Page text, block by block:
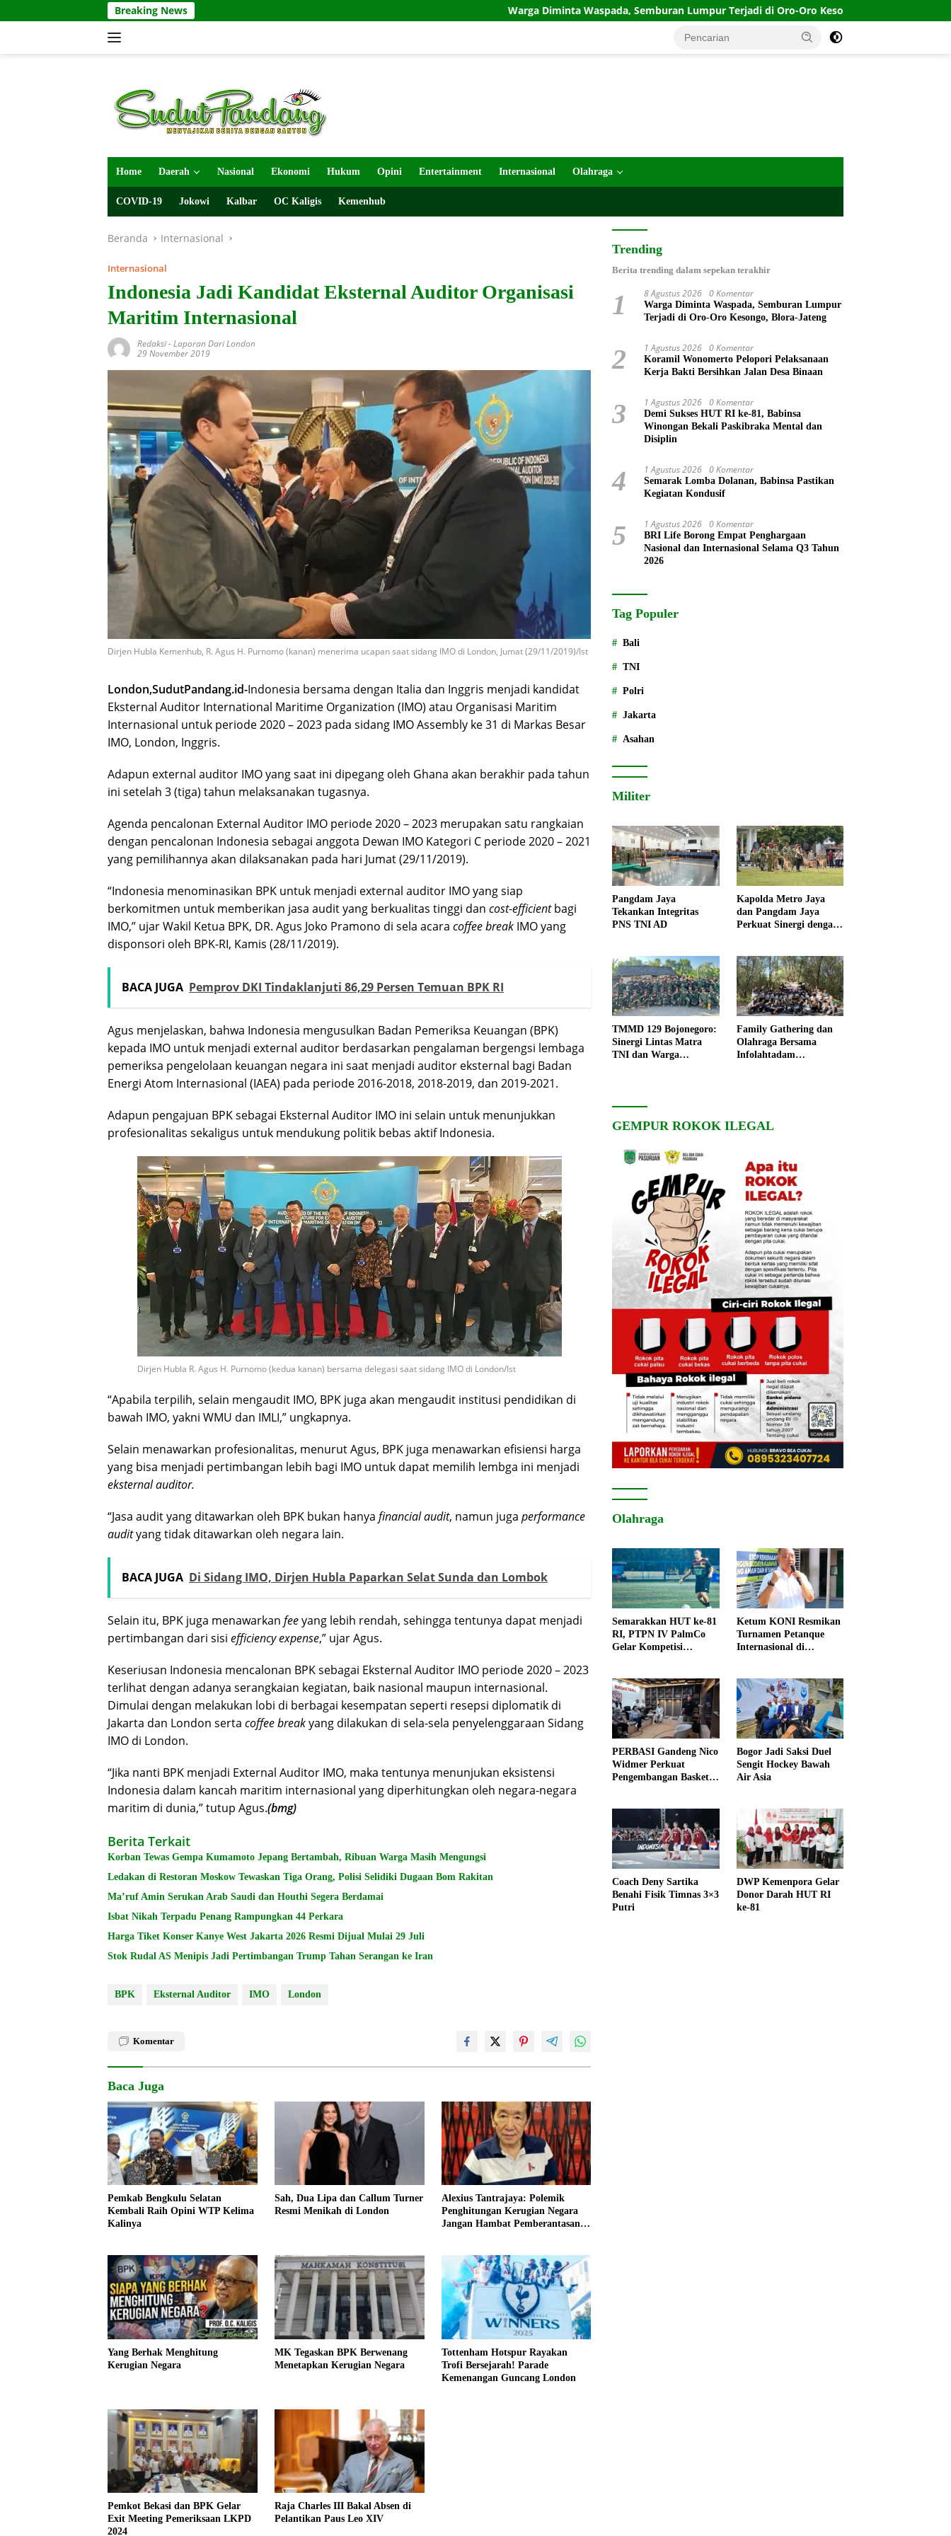
ke
Breaking News Warga Diminta Waspada, Semburan Lumpur Terjadi di Oro-Oro Kesongo, Blora-Jateng
Home Daerah Nasional Ekonomi Hukum Opini Entertainment Internasional Olahraga
COVID-19 Jokowi Kalbar OC Kaligis Kemenhub
Beranda Internasional
Internasional
Indonesia Jadi Kandidat Eksternal Auditor Organisasi
Maritim Internasional
Redaksi-Laporan Dari London
29 November 2019
Dirjen Hubla Kemenhub, R. Agus H. Purnomo (kanan) menerima ucapan saat sidang IMO di London, Jumat (29/11/2019)/Ist
London,SudutPandang.id-Indonesia bersama dengan Italia dan Inggris menjadi kandidat
Eksternal Auditor International Maritime Organization (IMO) atau Organisasi Maritim
Internasional untuk periode 2020 – 2023 pada sidang IMO Assembly ke 31 di Markas Besar
IMO, London, Inggris.
Adapun external auditor IMO yang saat ini dipegang oleh Ghana akan berakhir pada tahun
ini setelah 3 (tiga) tahun melaksanakan tugasnya.
Agenda pencalonan External Auditor IMO periode 2020 – 2023 merupakan satu rangkaian
dengan pencalonan Indonesia sebagai anggota Dewan IMO Kategori C periode 2020 – 2021
yang pemilihannya akan dilaksanakan pada hari Jumat (29/11/2019).
“Indonesia menominasikan BPK untuk menjadi external auditor IMO yang siap
berkomitmen untuk memberikan jasa audit yang berkualitas tinggi dan cost-efficientbagi
IMO,” ujar Wakil Ketua BPK, DR. Agus Joko Pramono di sela acara coffee break IMO yang
disponsori oleh BPK-RI, Kamis (28/11/2019).
BACA JUGA Pemprov DKI Tindaklanjuti 86,29 Persen Temuan BPK RI
Agus menjelaskan, bahwa Indonesia mengusulkan Badan Pemeriksa Keuangan (BPK)
kepada IMO untuk menjadi external auditor berdasarkan pengalaman bergengsi lembaga
pemeriksa pengelolaan keuangan negara ini saat menjadi auditor eksternal bagi Badan
Energi Atom Internasional (IAEA) pada periode 2016-2018, 2018-2019, dan 2019-2021.
Adapun pengajuan BPK sebagai Eksternal Auditor IMO ini selain untuk menunjukkan
profesionalitas sekaligus untuk mendukung politik bebas aktif Indonesia.
Dirjen Hubla R. Agus H. Purnomo (kedua kanan) bersama delegasi saat sidang IMO di London/Ist
“Apabila terpilih, selain mengaudit IMO, BPK juga akan mengaudit institusi pendidikan di
bawah IMO, yakni WMU dan IMLI,” ungkapnya.
Selain menawarkan profesionalitas, menurut Agus, BPK juga menawarkan efisiensi harga
yang bisa menjadi pertimbangan lebih bagi IMO untuk dapat memilih lembga ini menjadi
eksternal auditor.
“Jasa audit yang ditawarkan oleh BPK bukan hanya financial audit, namun juga performance
audityang tidak ditawarkan oleh negara lain.
BACA JUGA Di Sidang IMO, Dirjen Hubla Paparkan Selat Sunda dan Lombok
Selain itu, BPK juga menawarkan feeyang lebih rendah, sehingga tentunya dapat menjadi
pertimbangan dari sisi efficiency expense,” ujar Agus.
Keseriusan Indonesia mencalonan BPK sebagai Eksternal Auditor IMO periode 2020 – 2023
terlihat dengan adanya serangkaian kegiatan, baik nasional maupun internasional.
Dimulai dengan melakukan lobi di berbagai kesempatan seperti resepsi diplomatik di
Jakarta dan London serta coffee breakyang dilakukan di sela-sela penyelenggaraan Sidang
IMO di London.
“Jika nanti BPK menjadi External Auditor IMO, maka tentunya menunjukan eksistensi
Indonesia dalam kancah maritim internasional yang diperhitungkan oleh negara-negara
maritim di dunia,” tutup Agus.(bmg)
Berita Terkait
Korban Tewas Gempa Kumamoto Jepang Bertambah, Ribuan Warga Masih Mengungsi
Ledakan di Restoran Moskow Tewaskan Tiga Orang, Polisi Selidiki Dugaan Bom Rakitan
Ma’ruf Amin Serukan Arab Saudi dan Houthi Segera Berdamai
Isbat Nikah Terpadu Penang Rampungkan 44 Perkara
Harga Tiket Konser Kanye West Jakarta 2026 Resmi Dijual Mulai 29 Juli
Stok Rudal AS Menipis Jadi Pertimbangan Trump Tahan Serangan ke Iran
BPK Eksternal Auditor IMO London
Komentar
Baca Juga
Pemkab Bengkulu Selatan
Kembali Raih Opini WTP Kelima
Kalinya
Sah, Dua Lipa dan Callum Turner
Resmi Menikah di London
Alexius Tantrajaya: Polemik
Penghitungan Kerugian Negara
Jangan Hambat Pemberantasan
Yang Berhak Menghitung
Kerugian Negara
MK Tegaskan BPK Berwenang
Menetapkan Kerugian Negara
Tottenham Hotspur Rayakan
Trofi Bersejarah! Parade
Kemenangan Guncang London
Pemkot Bekasi dan BPK Gelar
Exit Meeting Pemeriksaan LKPD
2024
Raja Charles III Bakal Absen di
Pelantikan Paus Leo XIV
Trending
Berita trending dalam sepekan terakhir
1 8 Agustus 2026 0 Komentar
Warga Diminta Waspada, Semburan Lumpur
Terjadi di Oro-Oro Kesongo, Blora-Jateng
2 1 Agustus 2026 0 Komentar
Koramil Wonomerto Pelopori Pelaksanaan
Kerja Bakti Bersihkan Jalan Desa Binaan
3 1 Agustus 2026 0 Komentar
Demi Sukses HUT RI ke-81, Babinsa
Winongan Bekali Paskibraka Mental dan
Disiplin
4 1 Agustus 2026 0 Komentar
Semarak Lomba Dolanan, Babinsa Pastikan
Kegiatan Kondusif
5 1 Agustus 2026 0 Komentar
BRI Life Borong Empat Penghargaan
Nasional dan Internasional Selama Q3 Tahun
2026
Tag Populer
Bali
TNI
Polri
Jakarta
Asahan
Militer
Pangdam Jaya
Tekankan Integritas
PNS TNI AD
Kapolda Metro Jaya
dan Pangdam Jaya
Perkuat Sinergi dengan
TMMD 129 Bojonegoro:
Sinergi Lintas Matra
TNI dan Warga
Family Gathering dan
Olahraga Bersama
Infolahtadam
GEMPUR ROKOK ILEGAL
Olahraga
Semarakkan HUT ke-81
RI, PTPN IV PalmCo
Gelar Kompetisi
Ketum KONI Resmikan
Turnamen Petanque
Internasional di
PERBASI Gandeng Nico
Widmer Perkuat
Pengembangan Basket
Bogor Jadi Saksi Duel
Sengit Hockey Bawah
Air Asia
Coach Deny Sartika
Benahi Fisik Timnas 3×3
Putri
DWP Kemenpora Gelar
Donor Darah HUT RI
ke-81